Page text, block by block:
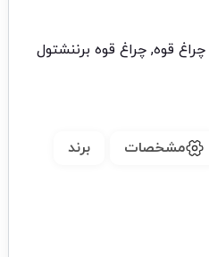
چراغ قوه, چراغ قوه برننشتول
مشخصات برند